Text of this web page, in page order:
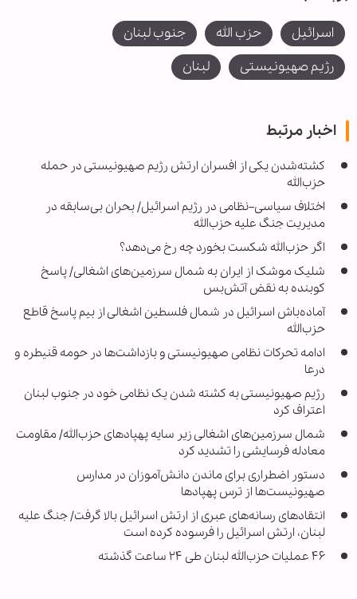
اسرائیل حزب الله
جنوب لبنان
رژیم صهیونیستی
لبنان
اخبار مرتبط
کشته‌شدن یکی از افسران ارتش رژیم صهیونیستی در حمله
حزب‌الله
اختلاف سیاسی–نظامی در رژیم اسرائیل/ بحران بی‌سابقه در
مدیریت جنگ علیه حزب‌الله
اگر حزب‌الله شکست بخورد چه رخ می‌دهد؟
شلیک موشک از ایران به شمال سرزمین‌های اشغالی/ پاسخ
کوبنده به نقض آتش‌بس
آماده‌باش اسرائیل در شمال فلسطین اشغالی از بیم پاسخ قاطع
حزب‌الله
ادامه تحرکات نظامی صهیونیستی و بازداشت‌ها در حومه قنیطره و
درعا
رژیم صهیونیستی به کشته شدن یک نظامی خود در جنوب لبنان
اعتراف کرد
شمال سرزمین‌های اشغالی زیر سایه پهپادهای حزب‌الله/ مقاومت
معادله فرسایشی را تشدید کرد
دستور اضطراری برای ماندن دانش‌آموزان در مدارس
صهیونیست‌ها از ترس پهپادها
انتقادهای رسانه‌های عبری از ارتش اسرائیل بالا گرفت/ جنگ علیه
لبنان، ارتش اسرائیل را فرسوده کرده است
۴۶ عملیات حزب‌الله لبنان طی ۲۴ ساعت گذشته